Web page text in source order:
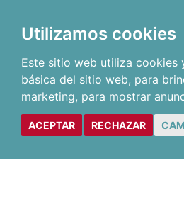
Utilizamos cookies
Este sitio web utiliza cookies
básica del sitio web, para
marketing, para mostrar
ACEPTAR RECHAZAR